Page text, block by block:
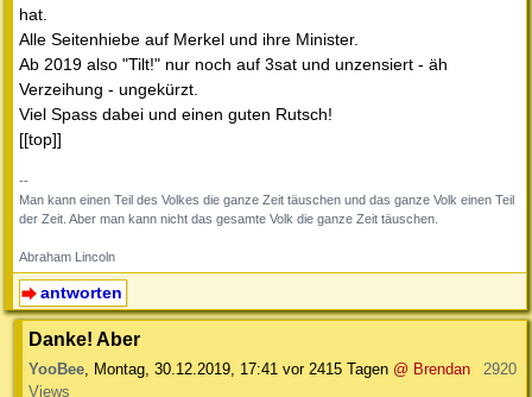
hat.
Alle Seitenhiebe auf Merkel und ihre Minister.
Ab 2019 also "Tilt!" nur noch auf 3sat und unzensiert - äh
Verzeihung - ungekürzt.
Viel Spass dabei und einen guten Rutsch!
[[top]]
--
Man kann einen Teil des Volkes die ganze Zeit täuschen und das ganze Volk einen Teil
der Zeit. Aber man kann nicht das gesamte Volk die ganze Zeit täuschen.
Abraham Lincoln
antworten
Danke! Aber
YooBee, Montag, 30.12.2019, 17:41 vor 2415 Tagen @ Brendan
2920
Views